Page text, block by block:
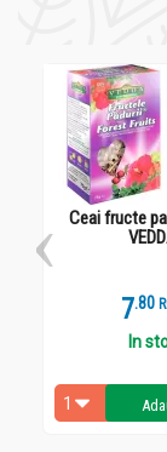
Ceai fructe
7.8
In